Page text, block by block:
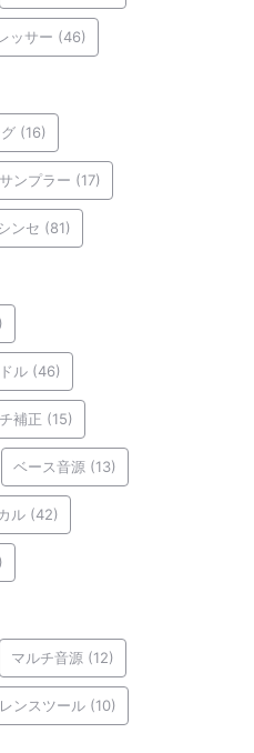
ッサー (46)
(16)
サンプラー (17)
ンセ (81)
ル (46)
補正 (15)
ベース音源 (13)
ル (42)
マルチ音源 (12)
ンスツール (10)